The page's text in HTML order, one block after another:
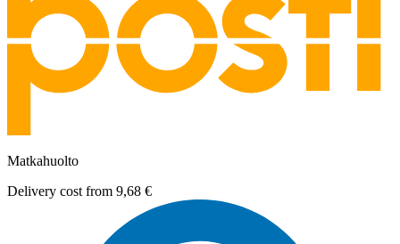
Matkahuolto
Delivery cost from 9,68 €